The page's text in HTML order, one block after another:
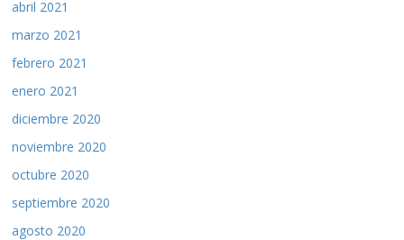
abril 2021
marzo 2021
febrero 2021
enero 2021
diciembre 2020
noviembre 2020
octubre 2020
septiembre 2020
agosto 2020